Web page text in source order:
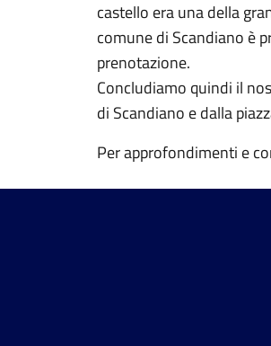
castello era una della
comune di Scandiano è
prenotazione.
Concludiamo quindi il
di Scandiano e dalla
Per approfondimenti e